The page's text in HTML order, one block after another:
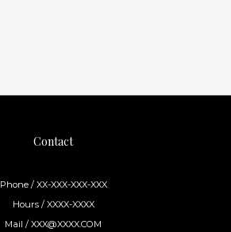
Contact
Phone / XX-XXX-XXX-XXX
Hours / XXXX-XXXX
Mail / XXX@XXXX.COM